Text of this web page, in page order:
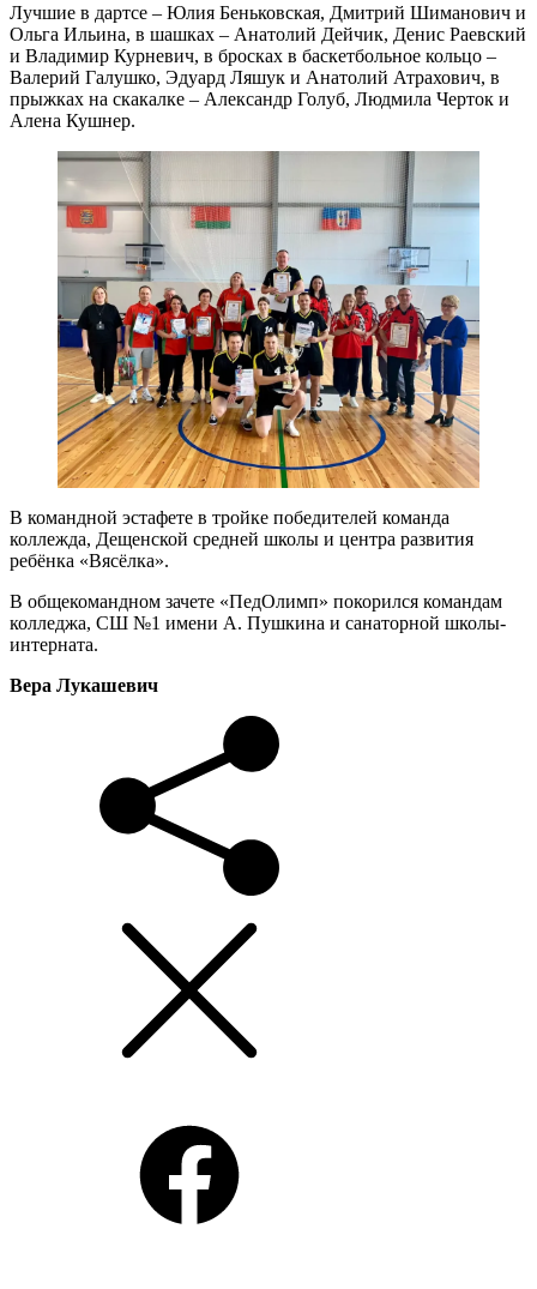
Лучшие в дартсе – Юлия Беньковская, Дмитрий Шиманович и
Ольга Ильина, в шашках – Анатолий Дейчик, Денис Раевский
и Владимир Курневич, в бросках в баскетбольное кольцо –
Валерий Галушко, Эдуард Ляшук и Анатолий Атрахович, в
прыжках на скакалке – Александр Голуб, Людмила Черток и
Алена Кушнер.
В командной эстафете в тройке победителей команда
коллежда, Дещенской средней школы и центра развития
ребёнка «Вясёлка».
В общекомандном зачете «ПедОлимп» покорился командам
колледжа, СШ №1 имени А. Пушкина и санаторной школы-
интерната.
Вера Лукашевич